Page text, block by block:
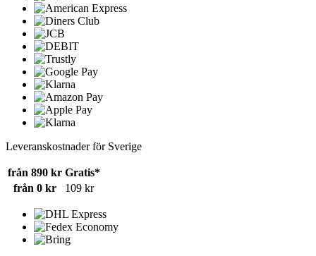
Leveranskostnader för Sverige
från 890 kr Gratis*
från 0 kr
109 kr